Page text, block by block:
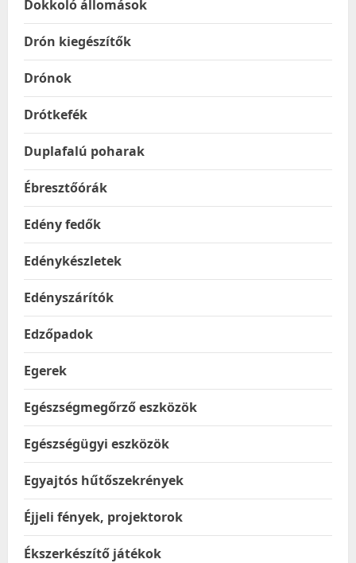
Dokkoló állomások
Drón kiegészítők
Drónok
Drótkefék
Duplafalú poharak
Ébresztőórák
Edény fedők
Edénykészletek
Edényszárítók
Edzőpadok
Egerek
Egészségmegőrző eszközök
Egészségügyi eszközök
Egyajtós hűtőszekrények
Éjjeli fények, projektorok
Ékszerkészítő játékok